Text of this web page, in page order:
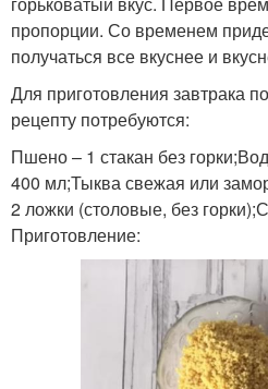
пропорции. Со временем
получаться все вкуснее и
Для приготовления завтрака
рецепту потребуются:
Пшено – 1 стакан без
400 мл;Тыква свежая или
2 ложки (столовые, без
Приготовление: